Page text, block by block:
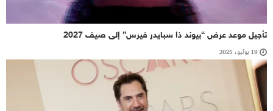
تأجيل موعد عرض “بيوند ذا سبايدر فيرس” إلى صيف 2027
19 يوليو، 2025